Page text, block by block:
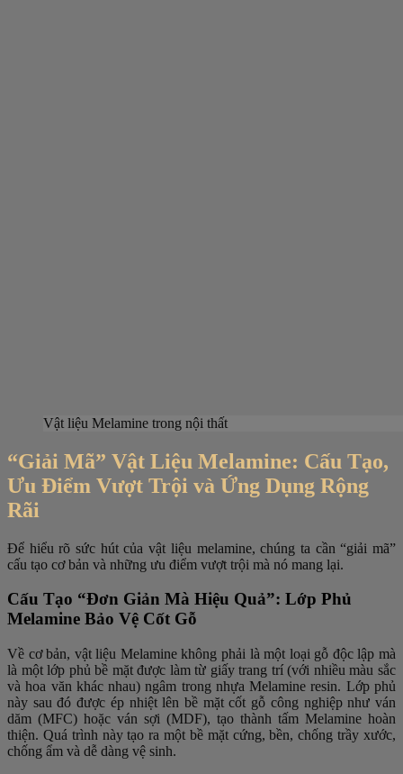
Vật liệu Melamine trong nội thất
“Giải Mã” Vật Liệu Melamine: Cấu Tạo,
Ưu Điểm Vượt Trội và Ứng Dụng Rộng
Rãi
Để hiểu rõ sức hút của vật liệu melamine, chúng ta cần “giải mã”
cấu tạo cơ bản và những ưu điểm vượt trội mà nó mang lại.
Cấu Tạo “Đơn Giản Mà Hiệu Quả”: Lớp Phủ
Melamine Bảo Vệ Cốt Gỗ
Về cơ bản, vật liệu Melamine không phải là một loại gỗ độc lập mà
là một lớp phủ bề mặt được làm từ giấy trang trí (với nhiều màu sắc
và hoa văn khác nhau) ngâm trong nhựa Melamine resin. Lớp phủ
này sau đó được ép nhiệt lên bề mặt cốt gỗ công nghiệp như ván
dăm (MFC) hoặc ván sợi (MDF), tạo thành tấm Melamine hoàn
thiện. Quá trình này tạo ra một bề mặt cứng, bền, chống trầy xước,
chống ẩm và dễ dàng vệ sinh.